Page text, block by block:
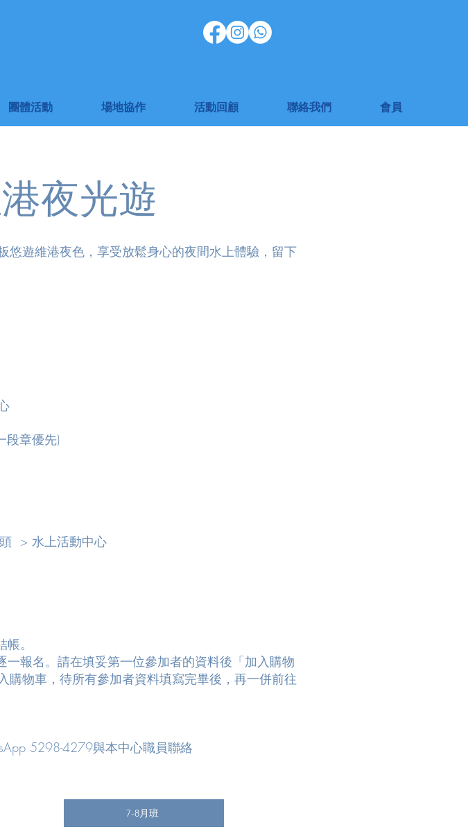
團體活動 場地協作 活動回顧 聯絡我們 會員
夜光遊
遊維港夜色，享受放鬆身心的夜間水上體驗，留下
段章優先)
> 水上活動中心
。
報名。請在填妥第一位參加者的資料後「加入購物
物車，待所有參加者資料填寫完畢後，再一併前往
5298-4279與本中心職員聯絡
7-8月班